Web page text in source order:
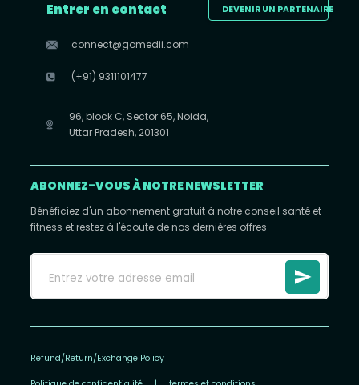
DEVENIR UN PARTENAIRE
Entrer en contact
connect@gomedii.com
(+91) 9311101477
96, block C, Sector 65, Noida,
Uttar Pradesh, 201301
ABONNEZ-VOUS À NOTRE NEWSLETTER
Bénéficiez d'un abonnement gratuit à notre conseil santé et
fitness et restez à l'écoute de nos dernières offres
Refund/Return/Exchange Policy